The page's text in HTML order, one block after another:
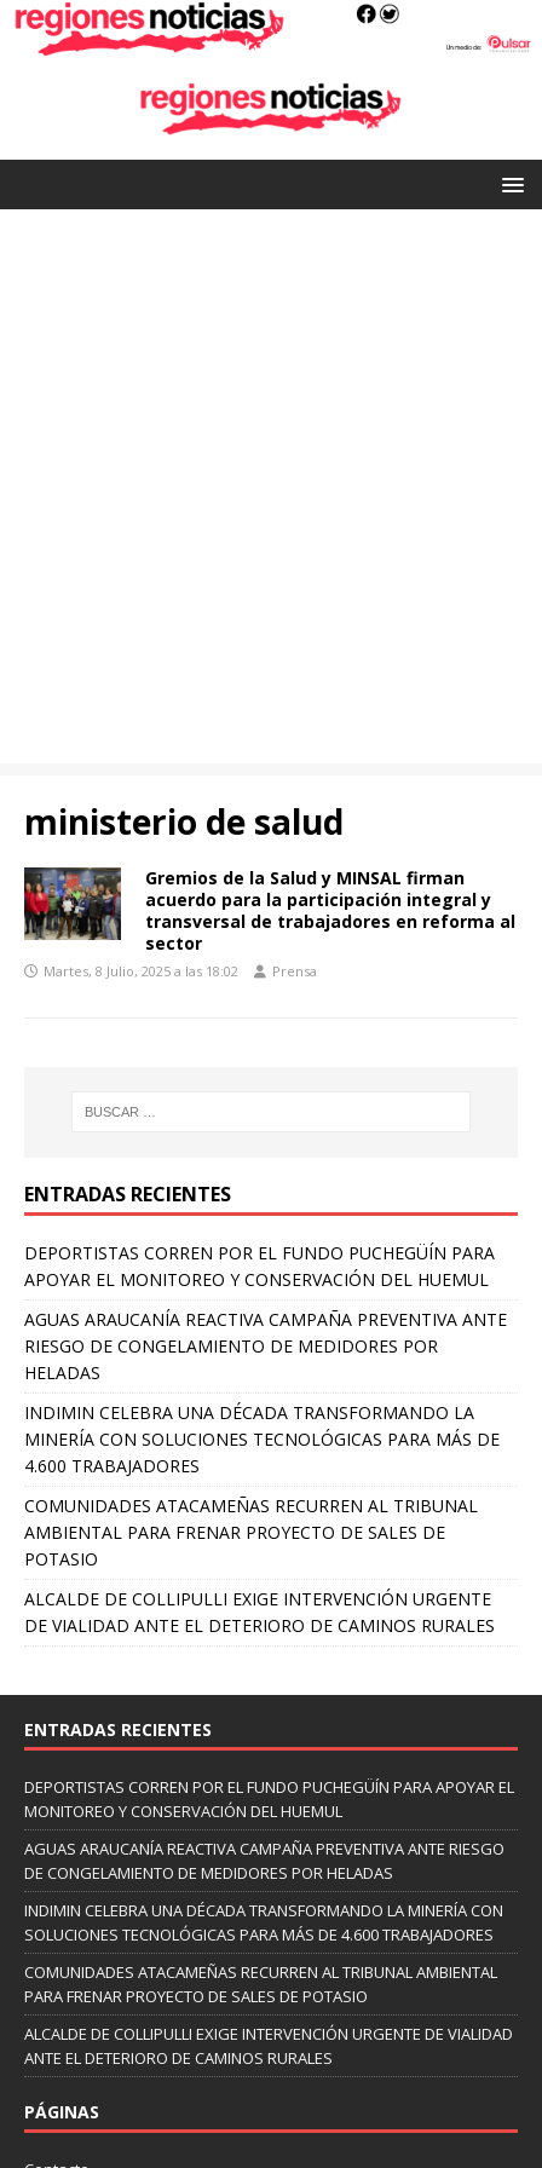
ministerio de salud
Gremios de la Salud y MINSAL firman
acuerdo para la participación integral y
transversal de trabajadores en reforma al
sector
Martes, 8 Julio, 2025 a las 18:02 Prensa
ENTRADAS RECIENTES
DEPORTISTAS CORREN POR EL FUNDO PUCHEGÜÍN PARA
APOYAR EL MONITOREO Y CONSERVACIÓN DEL HUEMUL
AGUAS ARAUCANÍA REACTIVA CAMPAÑA PREVENTIVA ANTE
RIESGO DE CONGELAMIENTO DE MEDIDORES POR
HELADAS
INDIMIN CELEBRA UNA DÉCADA TRANSFORMANDO LA
MINERÍA CON SOLUCIONES TECNOLÓGICAS PARA MÁS DE
4.600 TRABAJADORES
COMUNIDADES ATACAMEÑAS RECURREN AL TRIBUNAL
AMBIENTAL PARA FRENAR PROYECTO DE SALES DE
POTASIO
ALCALDE DE COLLIPULLI EXIGE INTERVENCIÓN URGENTE
DE VIALIDAD ANTE EL DETERIORO DE CAMINOS RURALES
ENTRADAS RECIENTES
DEPORTISTAS CORREN POR EL FUNDO PUCHEGÜÍN PARA APOYAR EL
MONITOREO Y CONSERVACIÓN DEL HUEMUL
AGUAS ARAUCANÍA REACTIVA CAMPAÑA PREVENTIVA ANTE RIESGO
DE CONGELAMIENTO DE MEDIDORES POR HELADAS
INDIMIN CELEBRA UNA DÉCADA TRANSFORMANDO LA MINERÍA CON
SOLUCIONES TECNOLÓGICAS PARA MÁS DE 4.600 TRABAJADORES
COMUNIDADES ATACAMEÑAS RECURREN AL TRIBUNAL AMBIENTAL
PARA FRENAR PROYECTO DE SALES DE POTASIO
ALCALDE DE COLLIPULLI EXIGE INTERVENCIÓN URGENTE DE VIALIDAD
ANTE EL DETERIORO DE CAMINOS RURALES
PÁGINAS